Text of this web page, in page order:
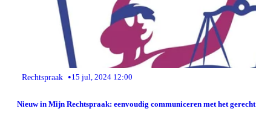
Rechtspraak •15 jul, 2024 12:00
Nieuw in Mijn Rechtspraak: eenvoudig communiceren met het gerecht